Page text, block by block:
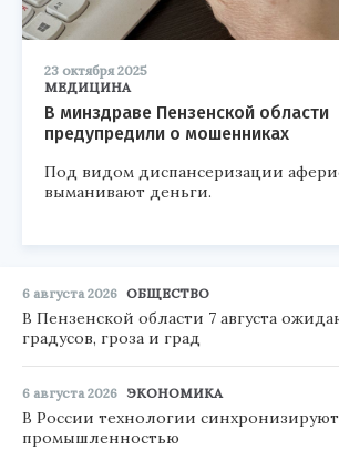
23 октября 2025
МЕДИЦИНА
В минздраве Пензенской области
предупредили о мошенниках
Под видом диспансеризации
выманивают деньги.
6 августа 2026 ОБЩЕСТВО
В Пензенской области 7 августа
градусов, гроза и град
6 августа 2026 ЭКОНОМИКА
В России технологии
промышленностью